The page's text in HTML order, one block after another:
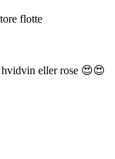
flotte
eller rose 😍😍